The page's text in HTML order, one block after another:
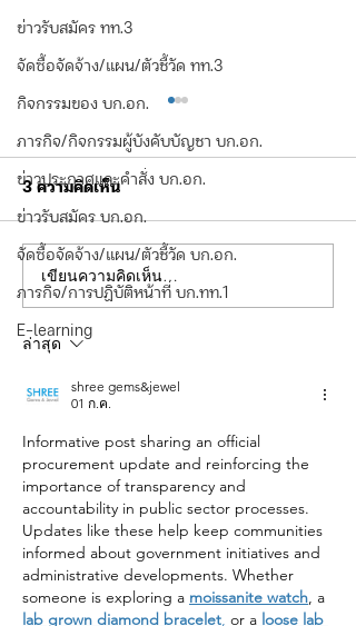
ข่าวรับสมัคร ทท.3
จัดซื้อจัดจ้าง/แผน/ตัวชี้วัด ทท.3
กิจกรรมของ บก.อก.
ภารกิจ/กิจกรรมผู้บังคับบัญชา บก.อก.
ข่าวประกาศและคำสั่ง บก.อก.
ข่าวรับสมัคร บก.อก.
จัดซื้อจัดจ้าง/แผน/ตัวชี้วัด บก.อก.
ภารกิจ/การปฏิบัติหน้าที่ บก.ทท.1
E-learning
เรื่อง ประกวดราคาซื้อ
โครงการยกระดับความ
ปลอดภัยพื้นที่ควบคุม
(First responder) ๑
ปีงบประมาณ พ.ศ. ๒๕๖๙
เรื่อง ประกวดราคาซื้อโครงการ
ยกระดับความปลอดภัยพื้นที่
โครงการ ประจำปีงบประมาณ
พ.ศ. ๒๕๖๙
3 ความคิดเห็น
เขียนความคิดเห็น…
ล่าสุด
shree gems&jewel
01 ก.ค.
Informative post sharing an official
procurement update and reinforcing the
importance of transparency and
accountability in public sector processes.
Updates like these help keep communities
informed about government initiatives and
administrative developments. Whether
someone is exploring a moissanite watch, a
lab grown diamond bracelet, or a loose lab